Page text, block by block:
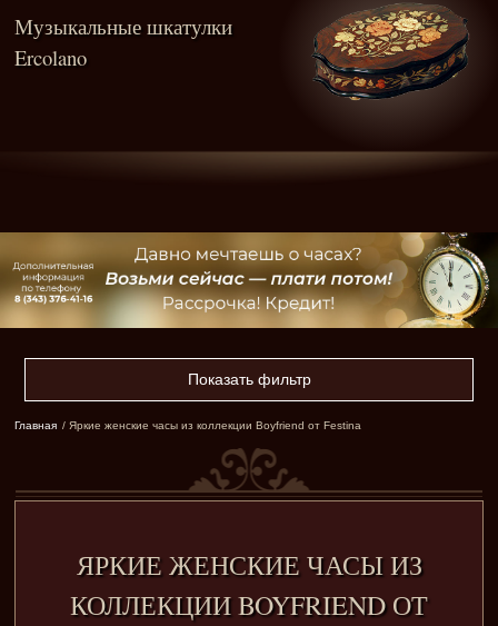
Музыкальные шкатулки
Ercolano
Показать фильтр
Главная / Яркие женские часы из коллекции Boyfriend от Festina
ЯРКИЕ ЖЕНСКИЕ ЧАСЫ ИЗ
КОЛЛЕКЦИИ BOYFRIEND ОТ